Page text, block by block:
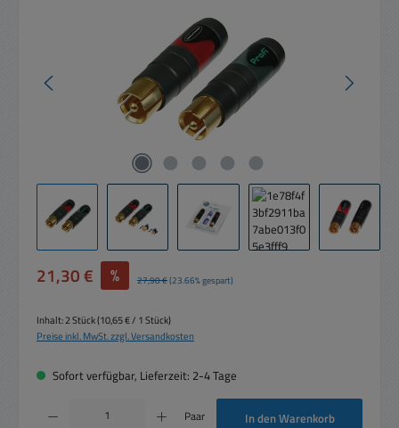
Verkaufspreis:
21,30 € % Regulärer Preis:
27,90 €(23.66% gespart)
Inhalt:2 Stück(10,65 € / 1 Stück)
Preise inkl. MwSt. zzgl. Versandkosten
Sofort verfügbar, Lieferzeit: 2-4 Tage
Produkt Anzahl: Gib den gewünschten Wert ein oder benutze die Schaltflächen um
Paar In den Warenkorb